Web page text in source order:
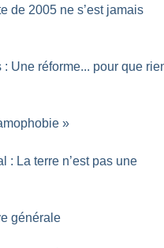
de 2005 ne s’est jamais
Une réforme... pour que
»
: La terre n’est pas une
générale